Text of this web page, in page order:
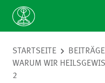
STARTSEITE BEITRÄGE
WARUM WIR
2